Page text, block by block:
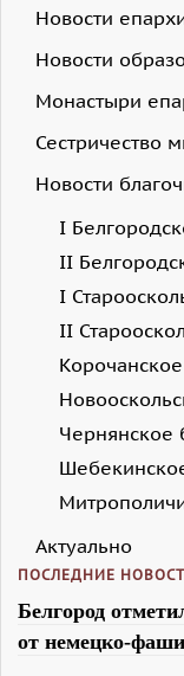
Новости
Новости
Монастыри
Сестричество
Новости
I
II
I
II
Чернянское
Актуально
ПОСЛЕДНИЕ
Белгород
от немецко-